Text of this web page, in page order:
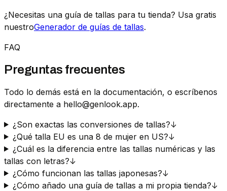
¿Necesitas una guía de tallas para tu tienda? Usa gratis
nuestroGenerador de guías de tallas.
FAQ
Preguntas frecuentes
Todo lo demás está en la documentación, o escríbenos
directamente a hello@genlook.app.
¿Son exactas las conversiones de tallas?↓
¿Qué talla EU es una 8 de mujer en US?↓
¿Cuál es la diferencia entre las tallas numéricas y las
tallas con letras?↓
¿Cómo funcionan las tallas japonesas?↓
¿Cómo añado una guía de tallas a mi propia tienda?↓